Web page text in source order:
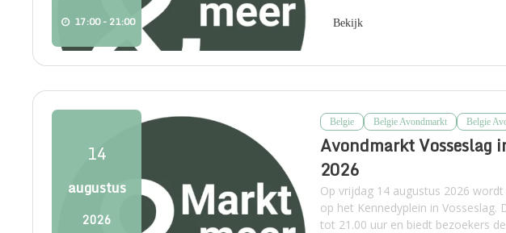
17:00 - 21:00 Bekijk
14
augustus
2026
Belgie Belgie Avondmarkt Belgie
Avondmarkt Vosseslag
2026
Op vrijdag 14 augustus 2026
op het Kennedyplein in
tot 21.00 uur en biedt bezoekers